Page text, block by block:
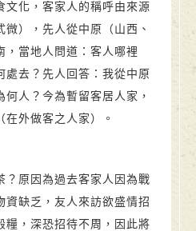
文化，客家人的稱呼由來源
微），先人從中原（山西、
，當地人問道：客人哪裡
處去？先人回答：我從中原
人？今為暫留客居人家，
外做客之人家）。
？原因為過去客家人因為戰
資缺乏，友人來訪欲盛情招
糧，深恐招待不周，因此將